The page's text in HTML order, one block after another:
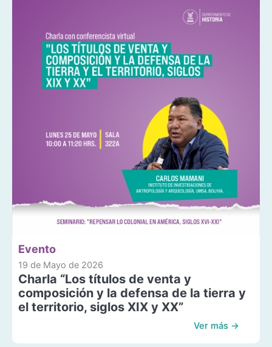
Evento
19 de Mayo de 2026
Charla “Los títulos de venta y
composición y la defensa de la tierra y
el territorio, siglos XIX y XX”
Ver más →